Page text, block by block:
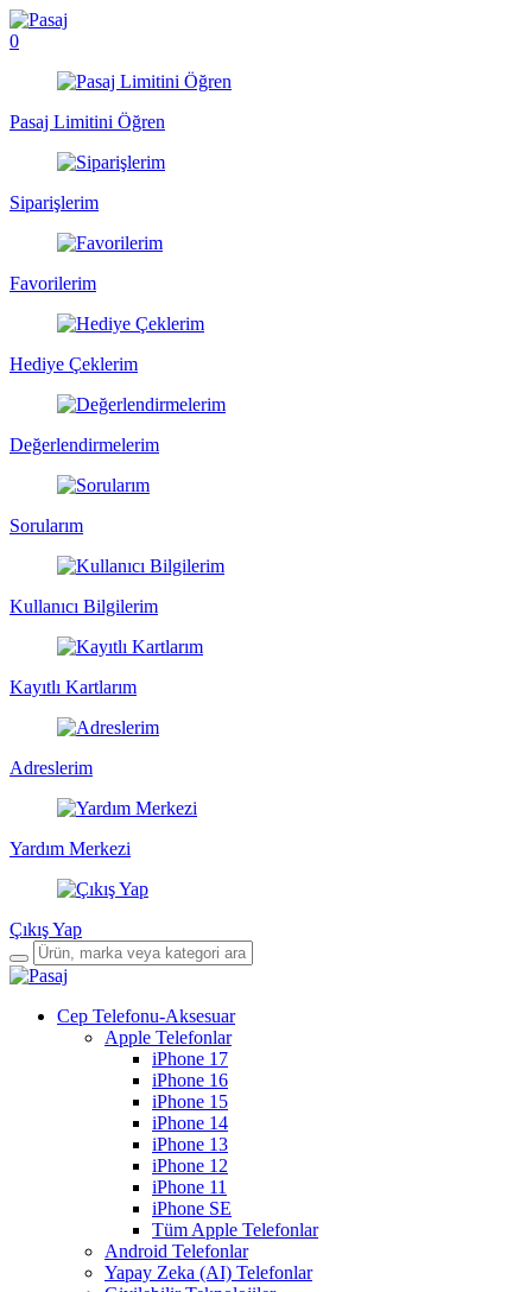
0
Pasaj Limitini Öğren
Siparişlerim
Favorilerim
Hediye Çeklerim
Değerlendirmelerim
Sorularım
Kullanıcı Bilgilerim
Kayıtlı Kartlarım
Adreslerim
Yardım Merkezi
Çıkış Yap
Cep Telefonu-Aksesuar
Apple Telefonlar
iPhone 17
iPhone 16
iPhone 15
iPhone 14
iPhone 13
iPhone 12
iPhone 11
iPhone SE
Tüm Apple Telefonlar
Android Telefonlar
Yapay Zeka (AI) Telefonlar